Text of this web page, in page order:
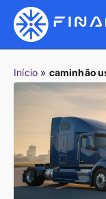
Início » caminhão